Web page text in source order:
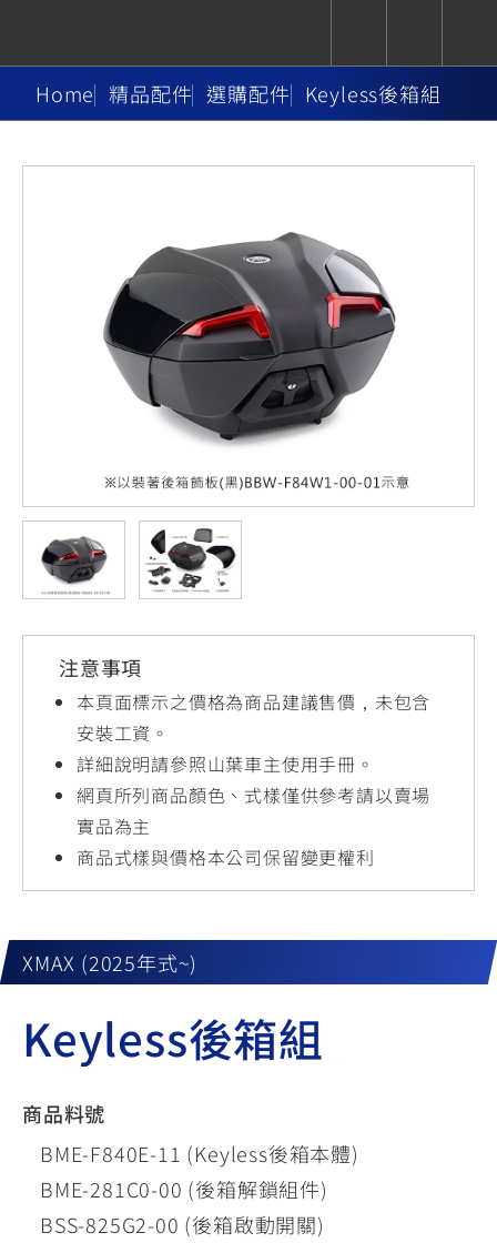
YZF-R9
YZF-R7
YZF-R3
251~549
YZF-R15
150
MT-
Y-
AMT
MT-
MT-
07
Y-
AMT
MT-
07
MT-
251~549
MT-
150
XMAX
NMAX
150
AUGUR
150
CYGNUS
150
CYGNUS
125
FORCE
2.0
150
RS NEO
125
Limi
125
Vinoora
125
BW'S
125
PW50
CUXiE
追蹤愛車
我的愛車 瀏覽紀錄
Home 精品配件 選購配件 Keyless後箱組
注意事項
本頁面標示之價格為商品建議售價，未包含
安裝工資。
詳細說明請參照山葉車主使用手冊。
網頁所列商品顏色、式樣僅供參考請以賣場
實品為主
商品式樣與價格本公司保留變更權利
XMAX (2025年式~)
Keyless後箱組
商品料號
BME-F840E-11 (Keyless後箱本體)
BME-281C0-00 (後箱解鎖組件)
BSS-825G2-00 (後箱啟動開關)